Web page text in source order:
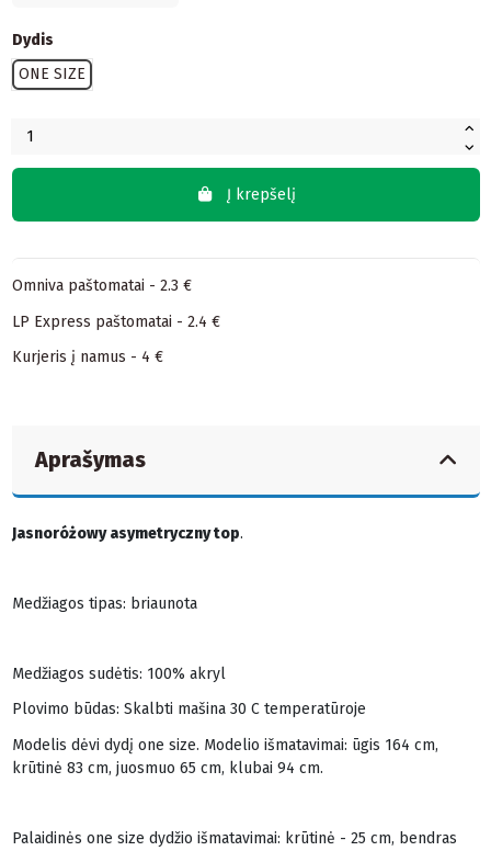
Dydis
ONE SIZE
Į krepšelį
Omniva paštomatai - 2.3 €
LP Express paštomatai - 2.4 €
Kurjeris į namus - 4 €
Aprašymas
Jasnoróżowy asymetryczny top.
Medžiagos tipas: briaunota
Medžiagos sudėtis: 100% akryl
Plovimo būdas: Skalbti mašina 30 C temperatūroje
Modelis dėvi dydį one size. Modelio išmatavimai: ūgis 164 cm,
krūtinė 83 cm, juosmuo 65 cm, klubai 94 cm.
Palaidinės one size dydžio išmatavimai: krūtinė - 25 cm, bendras